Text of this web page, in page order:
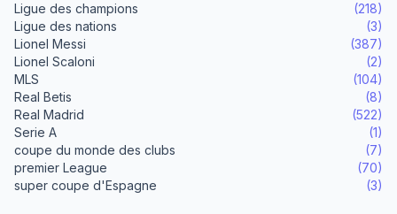
Ligue des champions
(218)
Ligue des nations
(3)
Lionel Messi
(387)
Lionel Scaloni
(2)
MLS
(104)
Real Betis
(8)
Real Madrid
(522)
Serie A
(1)
coupe du monde des clubs
(7)
premier League
(70)
super coupe d'Espagne
(3)